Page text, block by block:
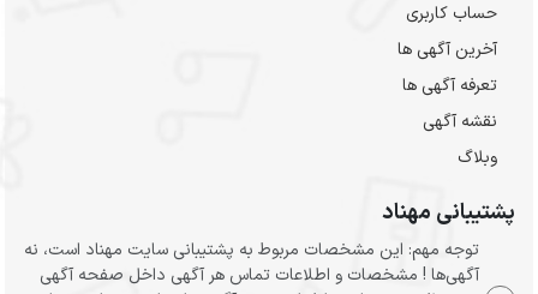
حساب کاربری
آخرین آگهی ها
تعرفه آگهی ها
نقشه آگهی
وبلاگ
پشتیبانی مهناد
توجه مهم: این مشخصات مربوط به پشتیبانی سایت مهناد است، نه
آگهی‌ها ! مشخصات و اطلاعات تماس هر آگهی داخل صفحه آگهی